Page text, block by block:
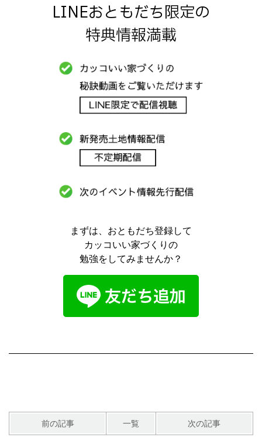
LINEおともだち限定の
特典情報満載
まずは、おともだち登録して
カッコいい家づくりの
勉強をしてみませんか？
前の記事 一覧 次の記事